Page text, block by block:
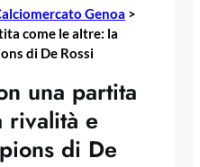
Genoa >
come le altre: la
di De Rossi
una partita
rivalità e
di De